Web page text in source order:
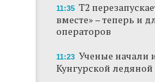
Автозаправки
Пермском крае
В Перми задержали
передававшего за
11:35 Т2
вместе» – теперь и
операторов
11:23 Ученые начали
Кунгурской